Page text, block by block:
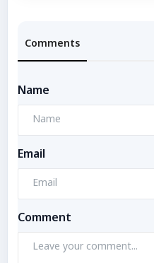
Comments
Name
Email
Comment